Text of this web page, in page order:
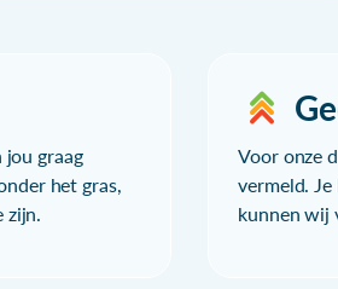
graag
het gras,
zijn.
Voor onze
vermeld.
kunnen wij